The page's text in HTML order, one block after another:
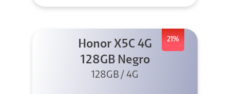
21%
Honor X5C 4G
128GB Negro
128GB / 4G